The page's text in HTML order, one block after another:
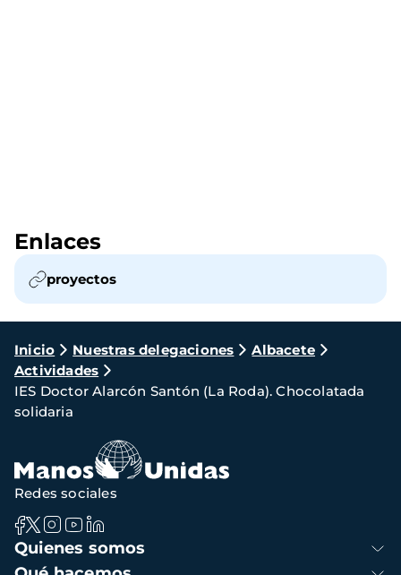
Enlaces
proyectos
Ruta
de
navegación
Inicio Nuestras delegaciones
Albacete
Actividades
IES Doctor Alarcón Santón (La Roda). Chocolatada
solidaria
Navegación
principal
Quienes somos
Redes sociales